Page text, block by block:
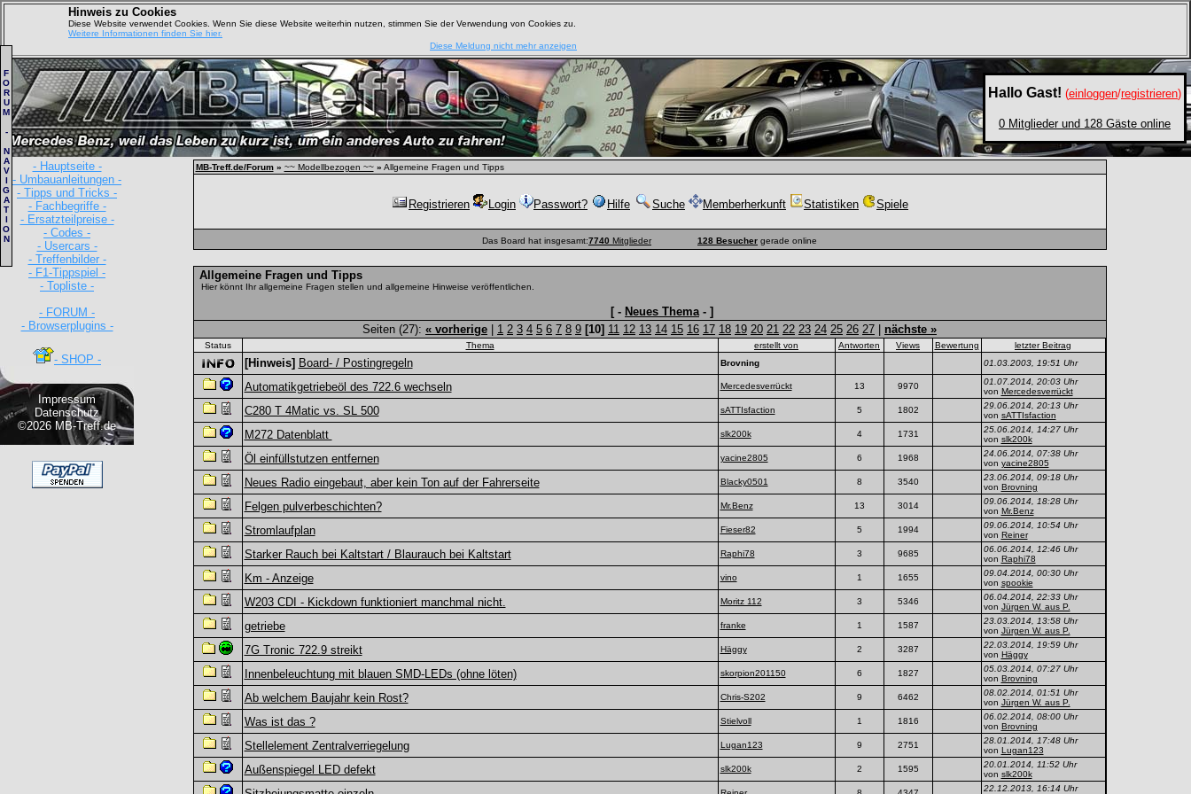
Hinweis zu Cookies
Diese Website verwendet Cookies. Wenn Sie diese Website weiterhin nutzen, stimmen Sie der Verwendung von Cookies zu.
Weitere Informationen finden Sie hier.
Diese Meldung nicht mehr anzeigen
Hallo Gast! (einloggen/registrieren)
0 Mitglieder und 128 Gäste online
- Hauptseite -
- Umbauanleitungen -
- Tipps und Tricks -
- Fachbegriffe -
- Ersatzteilpreise -
- Codes -
- Usercars -
- Treffenbilder -
- F1-Tippspiel -
- Topliste -
- FORUM -
- Browserplugins -
- SHOP -
Impressum
Datenschutz
©2026 MB-Treff.de
F
O
R
U
M
-
N
A
V
I
G
A
T
I
O
N
MB-Treff.de/Forum » ~~ Modellbezogen ~~ » Allgemeine Fragen und Tipps
Registrieren Login Passwort? Hilfe Suche Memberherkunft Statistiken Spiele
Das Board hat insgesamt:7740 Mitglieder 128 Besucher gerade online
Allgemeine Fragen und Tipps
Hier könnt Ihr allgemeine Fragen stellen und allgemeine Hinweise veröffentlichen.
[ - Neues Thema- ]
Seiten (27): « vorherige 1 2 3 4 5 6 7 8 9 [10] 11 12 13 14 15 16 17 18 19 20 21 22 23 24 25 26 27 nächste »
Status Thema erstellt von Antworten Views Bewertung letzter Beitrag
[Hinweis] Board- / Postingregeln Brovning 01.03.2003, 19:51 Uhr
Automatikgetriebeöl des 722.6 wechseln Mercedesverrückt 13 9970
01.07.2014, 20:03 Uhr
von Mercedesverrückt
C280 T 4Matic vs. SL 500 sATTIsfaction 5 1802
29.06.2014, 20:13 Uhr
von sATTIsfaction
M272 Datenblatt slk200k 4 1731
25.06.2014, 14:27 Uhr
von slk200k
Öl einfüllstutzen entfernen yacine2805 6 1968
24.06.2014, 07:38 Uhr
von yacine2805
Neues Radio eingebaut, aber kein Ton auf der Fahrerseite Blacky0501 8 3540
23.06.2014, 09:18 Uhr
von Brovning
Felgen pulverbeschichten? Mr.Benz 13 3014
09.06.2014, 18:28 Uhr
von Mr.Benz
Stromlaufplan Fieser82 5 1994
09.06.2014, 10:54 Uhr
von Reiner
Starker Rauch bei Kaltstart / Blaurauch bei Kaltstart Raphi78 3 9685
06.06.2014, 12:46 Uhr
von Raphi78
Km - Anzeige vino 1 1655
09.04.2014, 00:30 Uhr
von spookie
W203 CDI - Kickdown funktioniert manchmal nicht. Moritz 112 3 5346
06.04.2014, 22:33 Uhr
von Jürgen W. aus P.
getriebe franke 1 1587
23.03.2014, 13:58 Uhr
von Jürgen W. aus P.
7G Tronic 722.9 streikt Häggy 2 3287
22.03.2014, 19:59 Uhr
von Häggy
Innenbeleuchtung mit blauen SMD-LEDs (ohne löten) skorpion201150 6 1827
05.03.2014, 07:27 Uhr
von Brovning
Ab welchem Baujahr kein Rost? Chris-S202 9 6462
08.02.2014, 01:51 Uhr
von Jürgen W. aus P.
Was ist das ? Stielvoll 1 1816
06.02.2014, 08:00 Uhr
von Brovning
Stellelement Zentralverriegelung Lugan123 9 2751
28.01.2014, 17:48 Uhr
von Lugan123
Außenspiegel LED defekt slk200k 2 1595
20.01.2014, 11:52 Uhr
von slk200k
22.12.2013, 16:14 Uhr